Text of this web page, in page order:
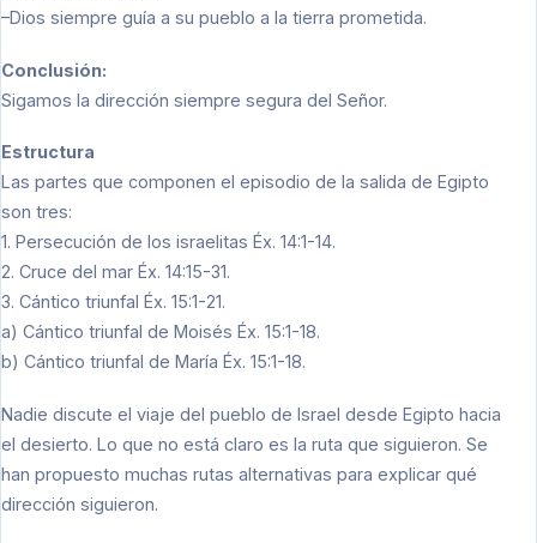
–Dios siempre guía a su pueblo a la tierra prometida.
Conclusión:
Sigamos la dirección siempre segura del Señor.
Estructura
Las partes que componen el episodio de la salida de Egipto
son tres:
1. Persecución de los israelitas Éx. 14:1-14.
2. Cruce del mar Éx. 14:15-31.
3. Cántico triunfal Éx. 15:1-21.
a) Cántico triunfal de Moisés Éx. 15:1-18.
b) Cántico triunfal de María Éx. 15:1-18.
Nadie discute el viaje del pueblo de Israel desde Egipto hacia
el desierto. Lo que no está claro es la ruta que siguieron. Se
han propuesto muchas rutas alternativas para explicar qué
dirección siguieron.